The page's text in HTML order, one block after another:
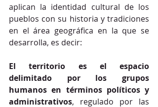
aplican la identidad cultural de los
pueblos con su historia y tradiciones
en el área geográfica en la que se
desarrolla, es decir:
El territorio es el espacio
delimitado por los grupos
humanos en términos políticos y
administrativos, regulado por las